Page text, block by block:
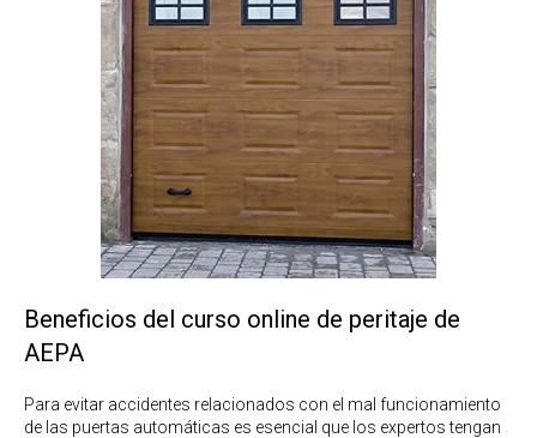
Beneficios del curso online de peritaje de
AEPA
Para evitar accidentes relacionados con el mal funcionamiento
de las puertas automáticas es esencial que los expertos tengan